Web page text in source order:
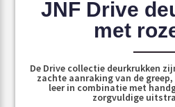
JNF Drive
met
De Drive collectie deurkrukken
zachte aanraking van de
leer in combinatie met
zorgvuldige